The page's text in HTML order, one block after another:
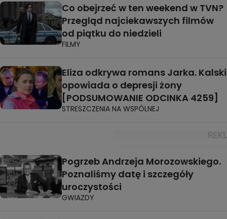
Co obejrzeć w ten weekend w TVN?
Przegląd najciekawszych filmów
od piątku do niedzieli
FILMY
Eliza odkrywa romans Jarka. Kalski
opowiada o depresji żony
[PODSUMOWANIE ODCINKA 4259]
STRESZCZENIA NA WSPÓLNEJ
Pogrzeb Andrzeja Morozowskiego.
Poznaliśmy datę i szczegóły
uroczystości
GWIAZDY